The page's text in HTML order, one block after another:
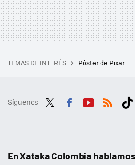
TEMAS DE INTERÉS Póster de Pixar
Síguenos
En Xataka Colombia